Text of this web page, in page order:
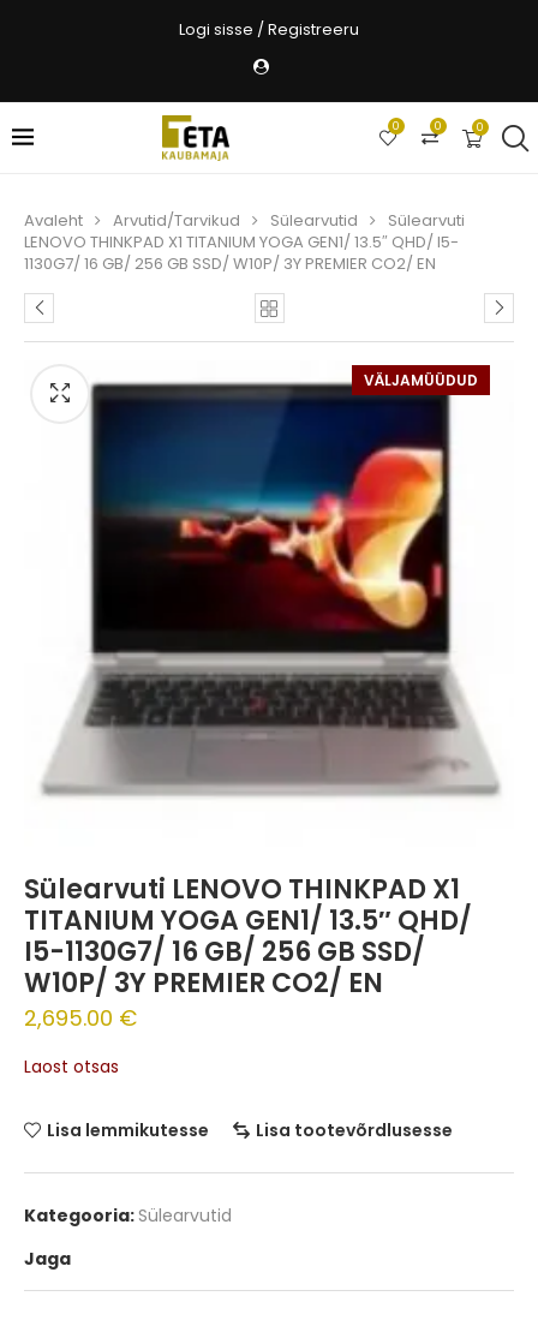
Logi sisse / Registreeru
0
0
0
Avaleht Arvutid/Tarvikud Sülearvutid
Sülearvuti
LENOVO THINKPAD X1 TITANIUM YOGA GEN1/ 13.5″ QHD/ I5-
1130G7/ 16 GB/ 256 GB SSD/ W10P/ 3Y PREMIER CO2/ EN
VÄLJAMÜÜDUD
Sülearvuti LENOVO THINKPAD X1
TITANIUM YOGA GEN1/ 13.5″ QHD/
I5-1130G7/ 16 GB/ 256 GB SSD/
W10P/ 3Y PREMIER CO2/ EN
2,695.00 €
Laost otsas
Lisa lemmikutesse Lisa tootevõrdlusesse
Kategooria:Sülearvutid
Jaga